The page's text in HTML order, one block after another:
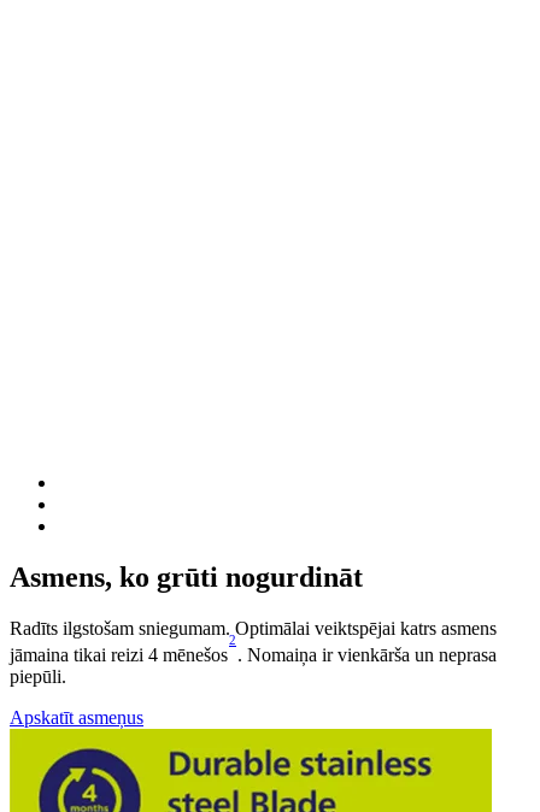
Asmens, ko grūti nogurdināt
Radīts ilgstošam sniegumam. Optimālai veiktspējai katrs asmens
jāmaina tikai reizi 4 mēnešos
2
. Nomaiņa ir vienkārša un neprasa
piepūli.
Apskatīt asmeņus